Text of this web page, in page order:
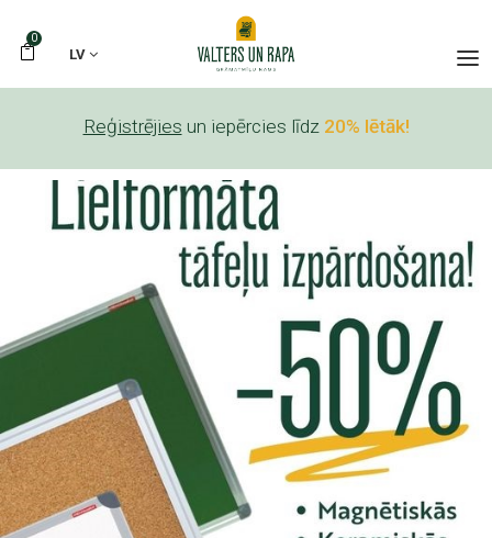
0
LV
Reģistrējies un iepērcies līdz 20% lētāk!